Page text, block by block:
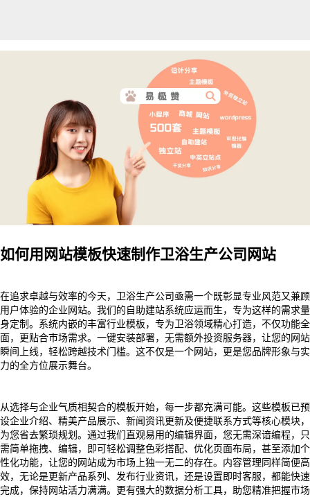
如何用网站模板快速制作卫浴生产公司网站
在追求卓越与效率的今天，卫浴生产公司亟需一个既彰显专业风范又兼顾
用户体验的企业网站。我们的自助建站系统应运而生，专为这样的需求量
身定制。系统内嵌的丰富行业模板，专为卫浴领域精心打造，不仅功能全
面，更贴合市场需求。一键安装部署，无需额外投资服务器，让您的网站
瞬间上线，轻松跨越技术门槛。这不仅是一个网站，更是您品牌形象与实
力的全方位展示舞台。
从选择与企业气质相契合的模板开始，每一步都充满可能。这些模板已预
设企业介绍、精美产品展示、新闻资讯更新及便捷联系方式等核心模块，
为您省去繁琐规划。通过我们直观易用的编辑界面，您无需深谙编程，只
需简单拖拽、编辑，即可轻松调整色彩搭配、优化页面布局，甚至添加个
性化功能，让您的网站成为市场上独一无二的存在。内容管理同样简便高
效，无论是更新产品系列、发布行业资讯，还是设置即时客服，都能快速
完成，保持网站活力满满。更有强大的数据分析工具，助您精准把握市场